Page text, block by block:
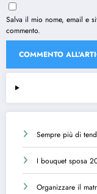
Salva il mio nome, email e
commento.
Sempre più di
I bouquet sposa
Organizzare il